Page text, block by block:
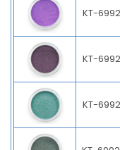
KT-
KT-
KT-